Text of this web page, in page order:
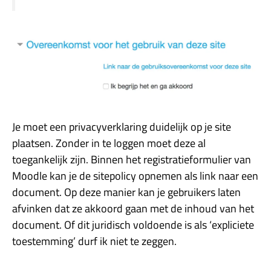
Je moet een privacyverklaring duidelijk op je site
plaatsen. Zonder in te loggen moet deze al
toegankelijk zijn. Binnen het registratieformulier van
Moodle kan je de sitepolicy opnemen als link naar een
document. Op deze manier kan je gebruikers laten
afvinken dat ze akkoord gaan met de inhoud van het
document. Of dit juridisch voldoende is als ‘expliciete
toestemming’ durf ik niet te zeggen.